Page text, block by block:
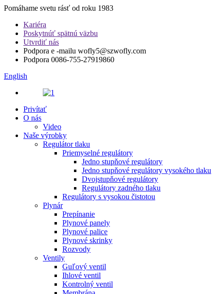
Pomáhame svetu rásť od roku 1983
Kariéra
Poskytnúť spätnú väzbu
Utvrdiť nás
Podpora e -mailu wofly5@szwofly.com
Podpora 0086-755-27919860
English
Privítať
O nás
Video
Naše výrobky
Regulátor tlaku
Priemyselné regulátory
Jedno stupňové regulátory
Jedno stupňové regulátory vysokého tlaku
Dvojstupňové regulátory
Regulátory zadného tlaku
Regulátory s vysokou čistotou
Plynár
Prepínanie
Plynové panely
Plynové palice
Plynové skrinky
Rozvody
Ventily
Guľový ventil
Ihlové ventil
Kontrolný ventil